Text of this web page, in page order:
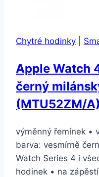
Chytré hodinky
Apple Watch
černý
(MTU52ZM/A)
výměnný řemínek •
barva: vesmírně
Watch Series 4 i
hodinek • na